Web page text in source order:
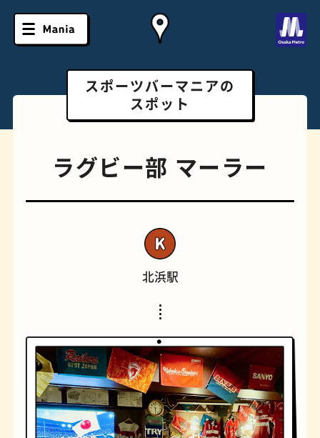
スポーツバーマニアの
スポット
ラグビー部 マーラー
北浜駅